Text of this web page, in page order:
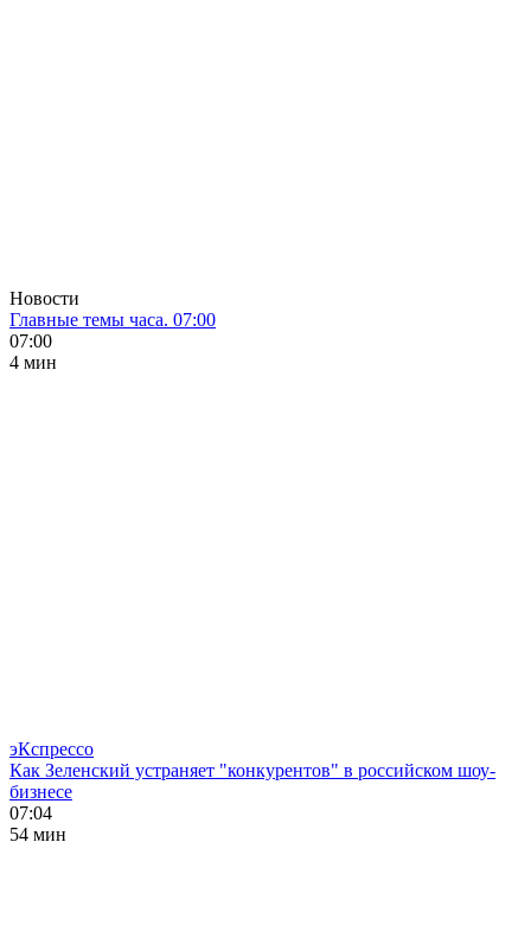
Новости
Главные темы часа. 07:00
07:00
4 мин
эКспрессо
Как Зеленский устраняет "конкурентов" в российском шоу-
бизнесе
07:04
54 мин